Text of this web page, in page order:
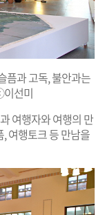
픔과 고독, 불안과는
이선미
여행자와 여행의 만
여행토크 등 만남을